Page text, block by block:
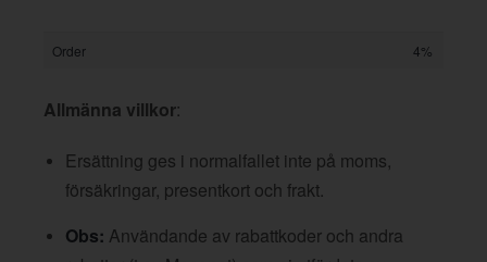
Order 4%
Allmänna villkor:
Ersättning ges i normalfallet inte på moms,
försäkringar, presentkort och frakt.
Obs: Användande av rabattkoder och andra